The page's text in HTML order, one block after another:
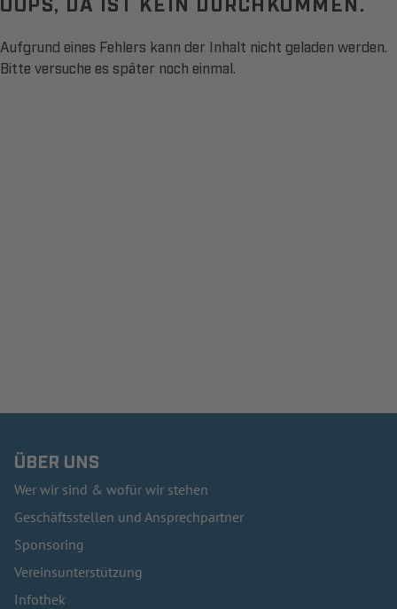
Aufgrund eines Fehlers kann der Inhalt nicht geladen werden.
Bitte versuche es später noch einmal.
ÜBER UNS
Wer wir sind & wofür wir stehen
Geschäftsstellen und Ansprechpartner
Sponsoring
Vereinsunterstützung
Infothek